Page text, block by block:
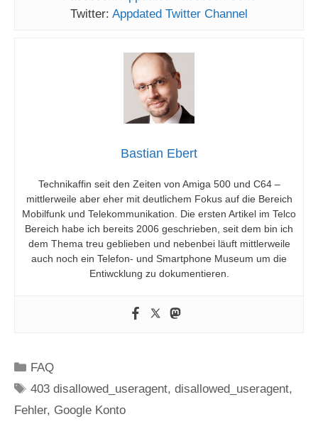
Twitter: Appdated Twitter Channel
Bastian Ebert
Technikaffin seit den Zeiten von Amiga 500 und C64 –
mittlerweile aber eher mit deutlichem Fokus auf die Bereich
Mobilfunk und Telekommunikation. Die ersten Artikel im Telco
Bereich habe ich bereits 2006 geschrieben, seit dem bin ich
dem Thema treu geblieben und nebenbei läuft mittlerweile
auch noch ein Telefon- und Smartphone Museum um die
Entiwcklung zu dokumentieren.
Kategorien
FAQ
Schlagwörter
403 disallowed_useragent,disallowed_useragent,
Fehler, Google Konto